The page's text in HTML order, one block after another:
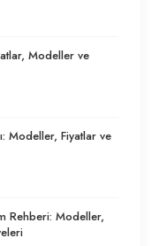
Modeller ve
Modeller, Fiyatlar ve
Rehberi: Modeller,